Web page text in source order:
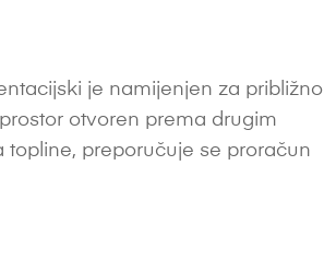
je namijenjen za približno
otvoren prema drugim
topline, preporučuje se proračun